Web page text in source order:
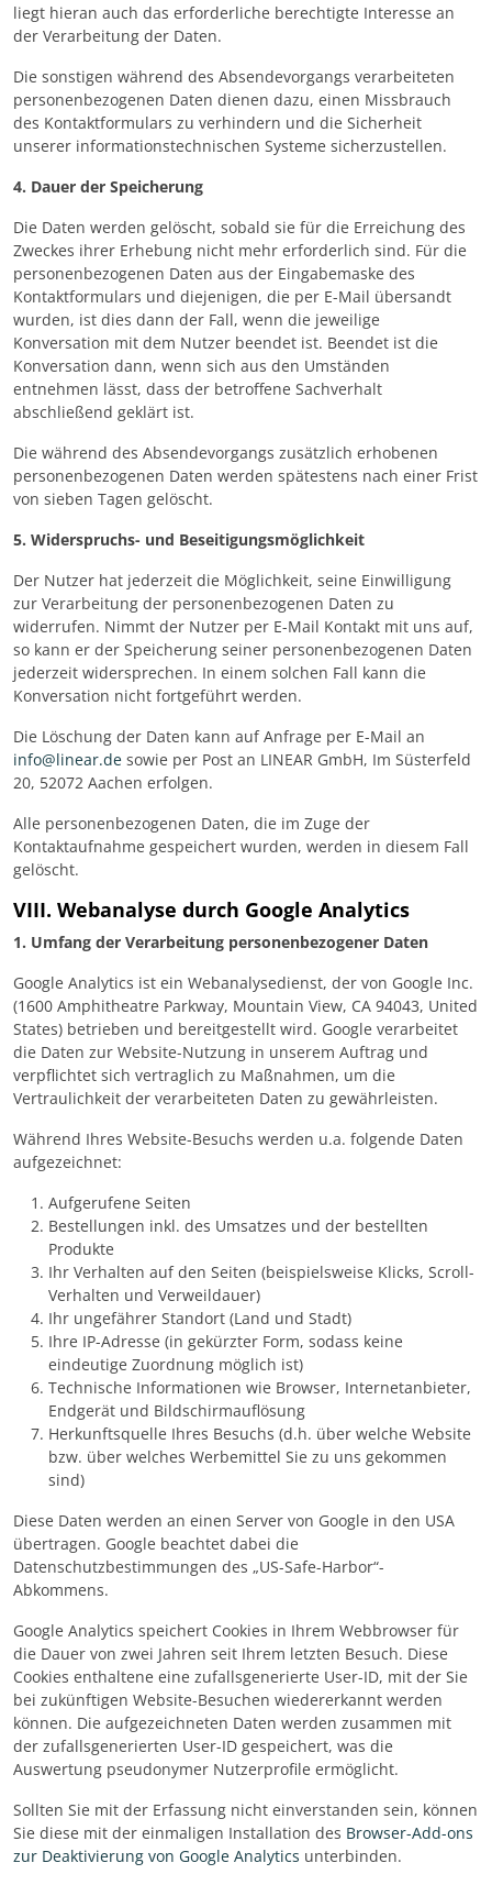
liegt hieran auch das erforderliche berechtigte Interesse an
der Verarbeitung der Daten.
Die sonstigen während des Absendevorgangs verarbeiteten
personenbezogenen Daten dienen dazu, einen Missbrauch
des Kontaktformulars zu verhindern und die Sicherheit
unserer informationstechnischen Systeme sicherzustellen.
4. Dauer der Speicherung
Die Daten werden gelöscht, sobald sie für die Erreichung des
Zweckes ihrer Erhebung nicht mehr erforderlich sind. Für die
personenbezogenen Daten aus der Eingabemaske des
Kontaktformulars und diejenigen, die per E-Mail übersandt
wurden, ist dies dann der Fall, wenn die jeweilige
Konversation mit dem Nutzer beendet ist. Beendet ist die
Konversation dann, wenn sich aus den Umständen
entnehmen lässt, dass der betroffene Sachverhalt
abschließend geklärt ist.
Die während des Absendevorgangs zusätzlich erhobenen
personenbezogenen Daten werden spätestens nach einer Frist
von sieben Tagen gelöscht.
5. Widerspruchs- und Beseitigungsmöglichkeit
Der Nutzer hat jederzeit die Möglichkeit, seine Einwilligung
zur Verarbeitung der personenbezogenen Daten zu
widerrufen. Nimmt der Nutzer per E-Mail Kontakt mit uns auf,
so kann er der Speicherung seiner personenbezogenen Daten
jederzeit widersprechen. In einem solchen Fall kann die
Konversation nicht fortgeführt werden.
Die Löschung der Daten kann auf Anfrage per E-Mail an
info@linear.de sowie per Post an LINEAR GmbH, Im Süsterfeld
20, 52072 Aachen erfolgen.
Alle personenbezogenen Daten, die im Zuge der
Kontaktaufnahme gespeichert wurden, werden in diesem Fall
gelöscht.
VIII. Webanalyse durch Google Analytics
1. Umfang der Verarbeitung personenbezogener Daten
Google Analytics ist ein Webanalysedienst, der von Google Inc.
(1600 Amphitheatre Parkway, Mountain View, CA 94043, United
States) betrieben und bereitgestellt wird. Google verarbeitet
die Daten zur Website-Nutzung in unserem Auftrag und
verpflichtet sich vertraglich zu Maßnahmen, um die
Vertraulichkeit der verarbeiteten Daten zu gewährleisten.
Während Ihres Website-Besuchs werden u.a. folgende Daten
aufgezeichnet:
Aufgerufene Seiten
Bestellungen inkl. des Umsatzes und der bestellten
Produkte
Ihr Verhalten auf den Seiten (beispielsweise Klicks, Scroll-
Verhalten und Verweildauer)
Ihr ungefährer Standort (Land und Stadt)
Ihre IP-Adresse (in gekürzter Form, sodass keine
eindeutige Zuordnung möglich ist)
Technische Informationen wie Browser, Internetanbieter,
Endgerät und Bildschirmauflösung
Herkunftsquelle Ihres Besuchs (d.h. über welche Website
bzw. über welches Werbemittel Sie zu uns gekommen
sind)
Diese Daten werden an einen Server von Google in den USA
übertragen. Google beachtet dabei die
Datenschutzbestimmungen des „US-Safe-Harbor“-
Abkommens.
Google Analytics speichert Cookies in Ihrem Webbrowser für
die Dauer von zwei Jahren seit Ihrem letzten Besuch. Diese
Cookies enthaltene eine zufallsgenerierte User-ID, mit der Sie
bei zukünftigen Website-Besuchen wiedererkannt werden
können. Die aufgezeichneten Daten werden zusammen mit
der zufallsgenerierten User-ID gespeichert, was die
Auswertung pseudonymer Nutzerprofile ermöglicht.
Sollten Sie mit der Erfassung nicht einverstanden sein, können
Sie diese mit der einmaligen Installation des Browser-Add-ons
zur Deaktivierung von Google Analytics unterbinden.